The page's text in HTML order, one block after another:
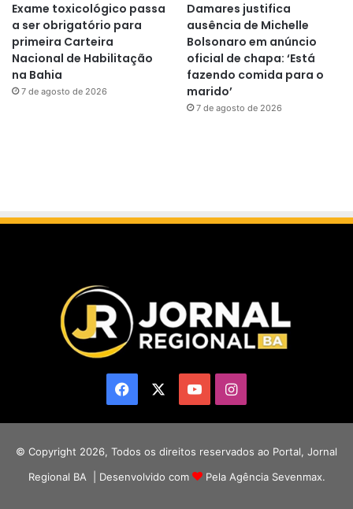
Exame toxicológico passa
a ser obrigatório para
primeira Carteira
Nacional de Habilitação
na Bahia
7 de agosto de 2026
Damares justifica
ausência de Michelle
Bolsonaro em anúncio
oficial de chapa: ‘Está
fazendo comida para o
marido’
7 de agosto de 2026
Facebook YouTubeInstagram
© Copyright 2026, Todos os direitos reservados ao Portal, Jornal
Regional BA | Desenvolvido com
Pela Agência Sevenmax.